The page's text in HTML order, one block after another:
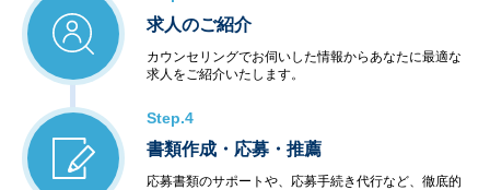
求人のご紹介
カウンセリングでお伺いした情報からあなたに最適な
求人をご紹介いたします。
Step.4
書類作成・応募・推薦
応募書類のサポートや、応募手続き代行など、徹底的